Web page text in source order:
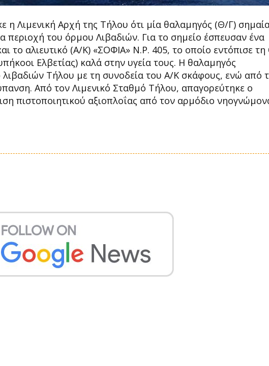
η Λιμενική Αρχή της Τήλου ότι μία θαλαμηγός (Θ/Γ)
περιοχή του όρμου Λιβαδιών. Για το σημείο έσπευσαν ένα
το αλιευτικό (Α/Κ) «ΣΟΦΙΑ» Ν.Ρ. 405, το οποίο εντόπισε
Ελβετίας) καλά στην υγεία τους. Η θαλαμηγός
Τήλου με τη συνοδεία του Α/Κ σκάφους, ενώ από
Από τον Λιμενικό Σταθμό Τήλου, απαγορεύτηκε ο
πιστοποιητικού αξιοπλοΐας από τον αρμόδιο